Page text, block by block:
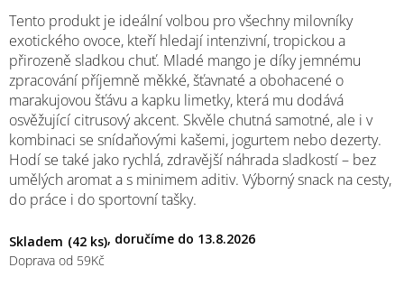
Skladem (42 ks) 13.8.2026
Tento produkt je ideální volbou pro všechny milovníky
exotického ovoce, kteří hledají intenzivní, tropickou a
přirozeně sladkou chuť. Mladé mango je díky jemnému
zpracování příjemně měkké, šťavnaté a obohacené o
marakujovou šťávu a kapku limetky, která mu dodává
osvěžující citrusový akcent. Skvěle chutná samotné, ale i v
kombinaci se snídaňovými kašemi, jogurtem nebo dezerty.
Hodí se také jako rychlá, zdravější náhrada sladkostí – bez
umělých aromat a s minimem aditiv. Výborný snack na cesty,
do práce i do sportovní tašky.
Doprava od 59Kč